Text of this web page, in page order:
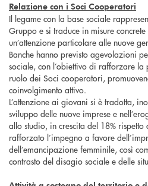
Relazione con i Soci Cooperatori
Il legame con la base sociale
Gruppo e si traduce in misure
un’attenzione particolare alle nuove
Banche hanno previsto agevolazioni
sociale, con l’obiettivo di rafforzare
ruolo dei Soci cooperatori,
coinvolgimento attivo.
L’attenzione ai giovani si è tradotta,
sviluppo delle nuove imprese e
allo studio, in crescita del 18%
rafforzato l’impegno a favore
dell’emancipazione femminile, così
contrasto del disagio sociale e delle